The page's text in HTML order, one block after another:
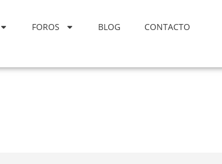
FOROS BLOG CONTACTO